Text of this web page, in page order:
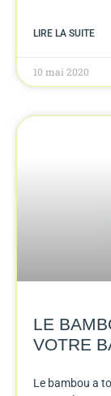
LIRE LA SUITE
10 mai 2020
LE
VOTRE
Le bambou a